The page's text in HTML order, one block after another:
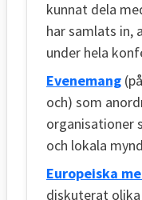
kunnat dela
har samlats in,
under hela
Evenemang
och) som
organisationer
och lokala
Europeiska
diskuterat